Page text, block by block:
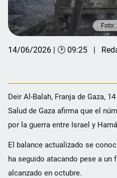
Foto:
14/06/2026 | 🕑 09:25
Deir Al-Balah, Franja de Gaza,
Salud de Gaza afirma que el
por la guerra entre Israel y
El balance actualizado se
ha seguido atacando pese a un
alcanzado en octubre.